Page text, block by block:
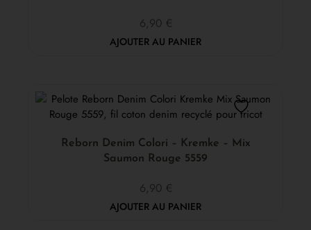
6,90 €
AJOUTER AU PANIER
Reborn Denim Colori – Kremke – Mix
Saumon Rouge 5559
6,90 €
AJOUTER AU PANIER